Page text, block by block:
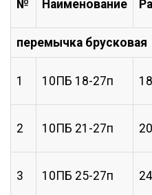
№ Наименование
перемычка брусковая
1 10ПБ 18-27п
2 10ПБ 21-27п
3 10ПБ 25-27п